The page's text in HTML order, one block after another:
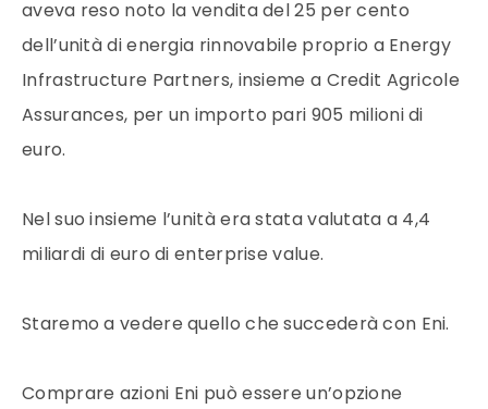
aveva reso noto la vendita del 25 per cento
dell’unità di energia rinnovabile proprio a Energy
Infrastructure Partners, insieme a Credit Agricole
Assurances, per un importo pari 905 milioni di
euro.
Nel suo insieme l’unità era stata valutata a 4,4
miliardi di euro di enterprise value.
Staremo a vedere quello che succederà con Eni.
Comprare azioni Eni può essere un’opzione